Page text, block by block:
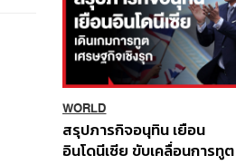
WORLD
สรุปภารกิจอนุทิน เยือน
อินโดนีเซีย ขับเคลื่อนการทูต